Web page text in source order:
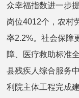
众幸福指数进一步
岗位4012个，农村
率2.2%。社会保障
障、医疗救助标准
县残疾人综合服务
利院主体工程完成